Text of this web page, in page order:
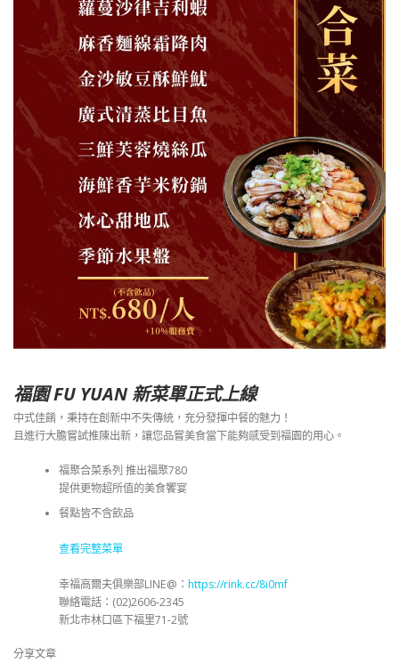
福園 FU YUAN 新菜單正式上線
中式佳餚，秉持在創新中不失傳統，充分發揮中餐的魅力！
且進行大膽嘗試推陳出新，讓您品嘗美食當下能夠感受到福園的用心。
福聚合菜系列 推出福聚780
提供更物超所值的美食饗宴
餐點皆不含飲品
查看完整菜單
幸福高爾夫俱樂部LINE@： https://rink.cc/8i0mf
聯絡電話：(02)2606-2345
新北市林口區下福里71-2號
分享文章